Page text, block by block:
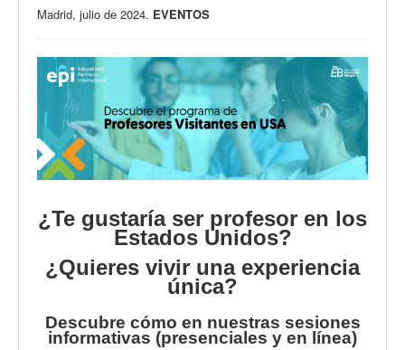
Madrid, julio de 2024. EVENTOS
¿Te gustaría ser profesor en los
Estados Unidos?
¿Quieres vivir una experiencia
única?
Descubre cómo en nuestras sesiones
informativas (presenciales y en línea)